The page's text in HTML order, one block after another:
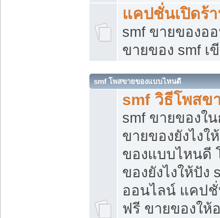
แคปชั่นเปิดร้
smf ขายของอ
ขายของ smf เ
smf โพสขายของแบบไหนดี
smf วิธีโพสข
smf ขายของใ
ขายของยังไง
ของแบบไหนดี
ของยังไงให้ปั
ออนไลน์ แคป
ฟรี ขายของให้